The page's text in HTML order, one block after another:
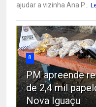
ajudar a vizinha Ana P...
8
PM apreende
de 2,4 mil
Nova Iguaçu